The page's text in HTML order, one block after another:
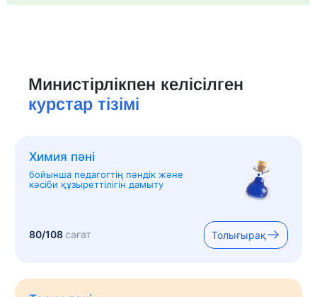
Министірлікпен келісілген
курстар тізімі
Химия пәні
бойынша педагогтің пәндік және
кәсіби құзыреттілігін дамыту
80/108сағат Толығырақ